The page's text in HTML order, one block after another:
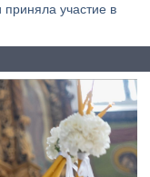
участие в